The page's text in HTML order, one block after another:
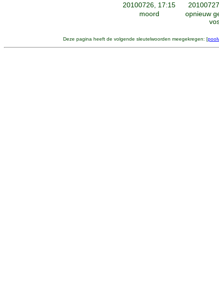
20100726, 17:15
moord
opnieuw
Deze pagina heeft de volgende sleutelwoorden meegekregen: [